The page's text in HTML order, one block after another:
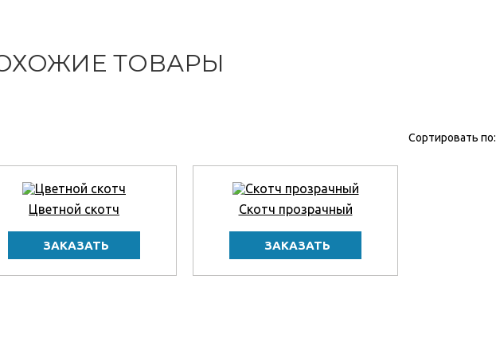
ТОВАРЫ
Сортировать по:
Цветной скотч Скотч прозрачный